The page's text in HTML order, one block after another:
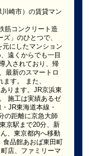
崎市）の賃貸マン
筋コンクリート造
」のひとつで、
元にしたマンション
遠くからでも一目
入されており、帰
最新のスマートロ
す。 また、
ります。JR京浜東
施工は実績あるゼ
JR東海道本線・
の距離に京急大師
京駅まで20分、新
、東京都内へ移動
食品館あおば東田町
店、ファミリーマ